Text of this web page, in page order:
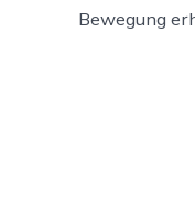
Bewegung